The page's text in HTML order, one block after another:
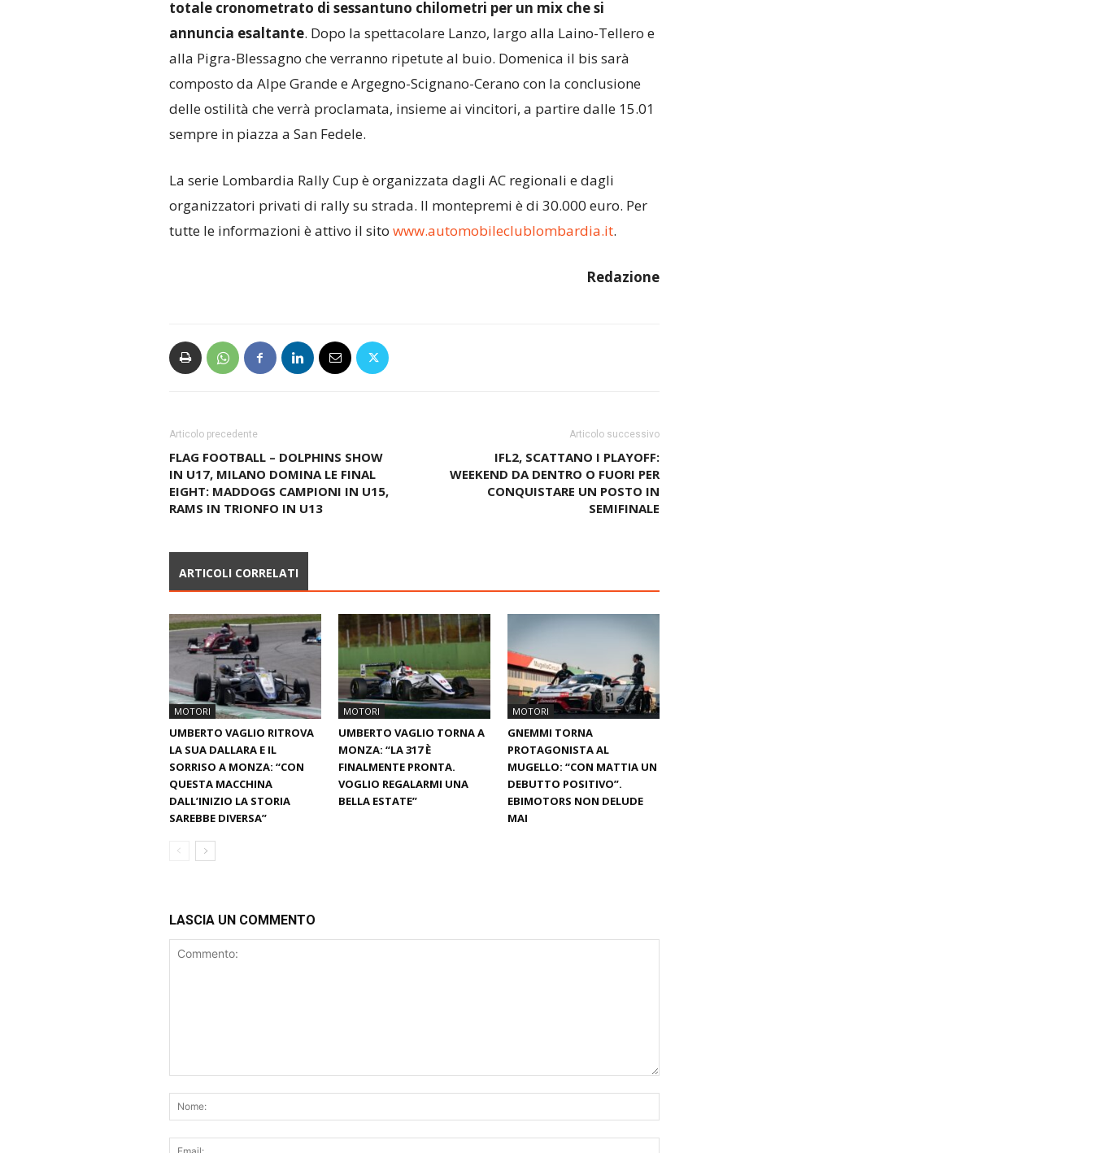
totale cronometrato di sessantuno chilometri per un mix che si
annuncia esaltante. Dopo la spettacolare Lanzo, largo alla Laino-Tellero e
alla Pigra-Blessagno che verranno ripetute al buio. Domenica il bis sarà
composto da Alpe Grande e Argegno-Scignano-Cerano con la conclusione
delle ostilità che verrà proclamata, insieme ai vincitori, a partire dalle 15.01
sempre in piazza a San Fedele.
La serie Lombardia Rally Cup è organizzata dagli AC regionali e dagli
organizzatori privati di rally su strada. Il montepremi è di 30.000 euro. Per
tutte le informazioni è attivo il sito www.automobileclublombardia.it.
Redazione
Articolo precedente
FLAG FOOTBALL – DOLPHINS SHOW
IN U17, MILANO DOMINA LE FINAL
EIGHT: MADDOGS CAMPIONI IN U15,
RAMS IN TRIONFO IN U13
Articolo successivo
IFL2, SCATTANO I PLAYOFF:
WEEKEND DA DENTRO O FUORI PER
CONQUISTARE UN POSTO IN
SEMIFINALE
ARTICOLI CORRELATI
MOTORI
UMBERTO VAGLIO RITROVA
LA SUA DALLARA E IL
SORRISO A MONZA: “CON
QUESTA MACCHINA
DALL’INIZIO LA STORIA
SAREBBE DIVERSA”
MOTORI
UMBERTO VAGLIO TORNA A
MONZA: “LA 317 È
FINALMENTE PRONTA.
VOGLIO REGALARMI UNA
BELLA ESTATE”
MOTORI
GNEMMI TORNA
PROTAGONISTA AL
MUGELLO: “CON MATTIA UN
DEBUTTO POSITIVO”.
EBIMOTORS NON DELUDE
MAI
LASCIA UN COMMENTO